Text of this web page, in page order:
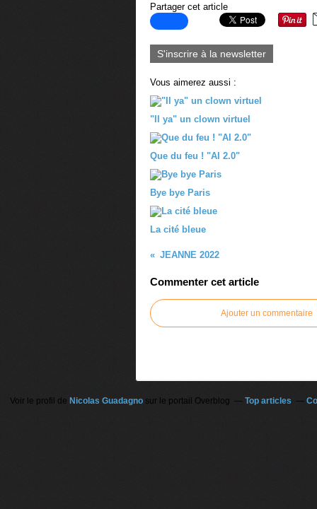
Partager cet article
S'inscrire à la newsletter
Vous aimerez aussi :
"Il ya" un clown virtuel
Que du feu ! "AI 2.0"
Bye bye Paris
La cité bleue
JEANNE 2022
Commenter cet article
Ajouter un commentaire
Voir le profil de Nicolas Guadagnosur le portail Overblog Top articles